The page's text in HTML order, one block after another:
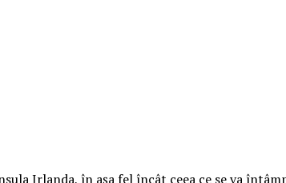
Irlanda, în aşa fel încât ceea ce se va